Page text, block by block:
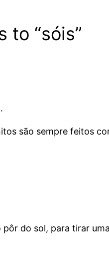
to “sóis”
são sempre feitos
pôr do sol, para tirar